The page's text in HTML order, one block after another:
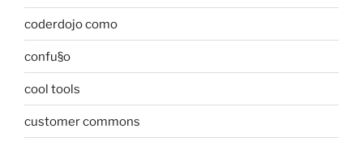
coderdojo como
confu§o
cool tools
customer commons